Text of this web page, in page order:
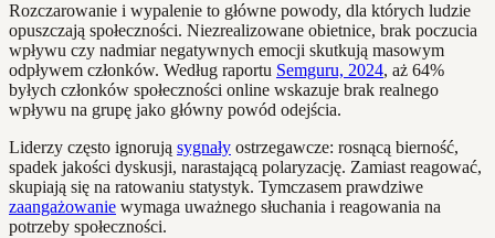
Rozczarowanie i wypalenie to główne powody, dla których ludzie
opuszczają społeczności. Niezrealizowane obietnice, brak poczucia
wpływu czy nadmiar negatywnych emocji skutkują masowym
odpływem członków. Według raportu Semguru, 2024, aż 64%
byłych członków społeczności online wskazuje brak realnego
wpływu na grupę jako główny powód odejścia.
Liderzy często ignorują sygnały ostrzegawcze: rosnącą bierność,
spadek jakości dyskusji, narastającą polaryzację. Zamiast reagować,
skupiają się na ratowaniu statystyk. Tymczasem prawdziwe
zaangażowanie wymaga uważnego słuchania i reagowania na
potrzeby społeczności.